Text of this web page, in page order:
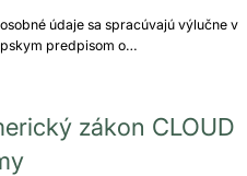
údaje sa spracúvajú výlučne v
predpisom o…
zákon CLOUD